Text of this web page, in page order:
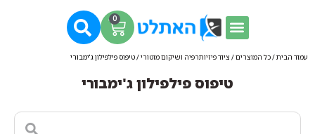
0
עמוד הבית/כל המוצרים/ ציוד פיזיותרפיה ושיקום מוטורי/ טיפוס פילפילון ג'ימבורי
טיפוס פילפילון ג'ימבורי